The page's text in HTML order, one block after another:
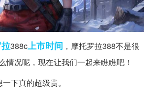
388c上市时间 ，摩托罗拉388不是很
情况呢，现在让我们一起来瞧瞧吧！
下真的超级贵。